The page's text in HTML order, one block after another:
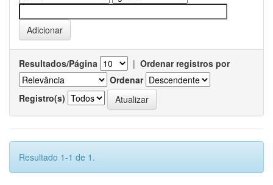
Resultados/Página | Ordenar registros por
Ordenar
Registro(s)
Resultado 1-1 de 1.